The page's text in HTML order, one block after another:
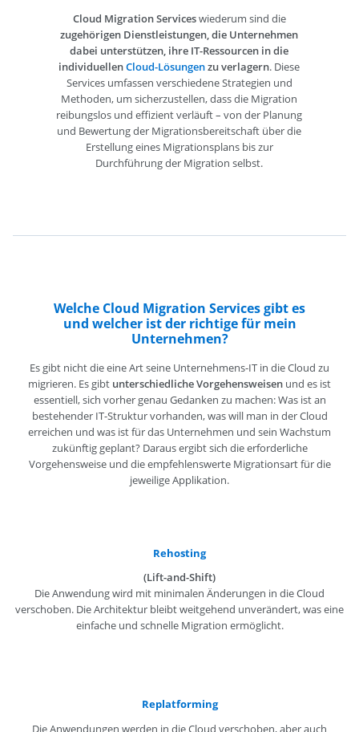
Cloud Migration Serviceswiederum sind die
zugehörigen Dienstleistungen, die Unternehmen
dabei unterstützen, ihre IT-Ressourcen in die
individuellenCloud-Lösungenzu verlagern. Diese
Services umfassen verschiedene Strategien und
Methoden, um sicherzustellen, dass die Migration
reibungslos und effizient verläuft – von der Planung
und Bewertung der Migrationsbereitschaft über die
Erstellung eines Migrationsplans bis zur
Durchführung der Migration selbst.
Welche Cloud Migration Services gibt es
und welcher ist der richtige für mein
Unternehmen?
Es gibt nicht die eine Art seine Unternehmens-IT in die Cloud zu
migrieren. Es gibt unterschiedliche Vorgehensweisen und es ist
essentiell, sich vorher genau Gedanken zu machen: Was ist an
bestehender IT-Struktur vorhanden, was will man in der Cloud
erreichen und was ist für das Unternehmen und sein Wachstum
zukünftig geplant? Daraus ergibt sich die erforderliche
Vorgehensweise und die empfehlenswerte Migrationsart für die
jeweilige Applikation.
Rehosting
(Lift-and-Shift)
Die Anwendung wird mit minimalen Änderungen in die Cloud
verschoben. Die Architektur bleibt weitgehend unverändert, was eine
einfache und schnelle Migration ermöglicht.
Replatforming
Die Anwendungen werden in die Cloud verschoben, aber auch